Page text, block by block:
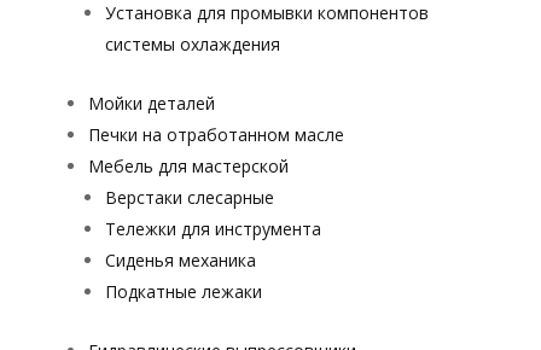
Установка для промывки компонентов
системы охлаждения
Мойки деталей
Печки на отработанном масле
Мебель для мастерской
Верстаки слесарные
Тележки для инструмента
Сиденья механика
Подкатные лежаки